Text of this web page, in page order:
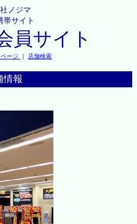
ノジマ
帯サイト
員サイト
ージ ｜ 店舗検索
情報